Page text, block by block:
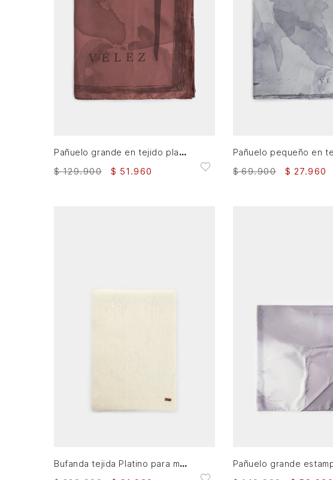
Pañuelo grande en tejido plano para mujer cuadrado
$ 129.900 $ 51 .960 $ 69.900 $ 27.960
Bufanda tejida Platino para mujer detalle lentejuelas